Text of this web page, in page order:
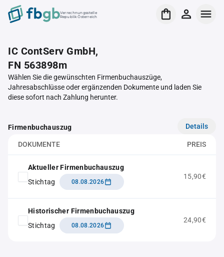
Verrechnungsstelle
Republik Österreich
IC ContServ GmbH,
FN 563898m
Wählen Sie die gewünschten Firmenbuchauszüge,
Jahresabschlüsse oder ergänzenden Dokumente und laden Sie
diese sofort nach Zahlung herunter.
Firmenbuchauszug Details
DOKUMENTE PREIS
Aktueller Firmenbuchauszug
Stichtag
08.08.2026
15,90€
Historischer Firmenbuchauszug
Stichtag
08.08.2026
24,90€